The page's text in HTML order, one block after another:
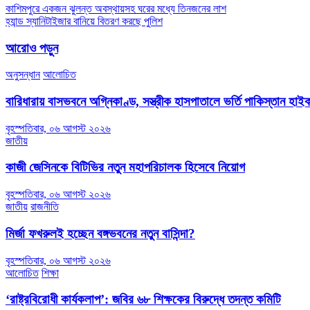
Post
navigation
কাশিমপুরে একজন ঝুলন্ত অবস্থায়সহ ঘরের মধ্যে তিনজনের লাশ
হ্যান্ড স্যানিটাইজার বানিয়ে বিতরণ করছে পুলিশ
আরোও পড়ুন
অনুসন্ধান আলোচিত
বারিধারায় বাসভবনে অগ্নিকাণ্ড, সস্ত্রীক হাসপাতালে ভর্তি পাকিস্তান
বৃহস্পতিবার, ০৬ আগস্ট ২০২৬
জাতীয়
কাজী জেসিনকে বিটিভির নতুন মহাপরিচালক হিসেবে নিয়োগ
বৃহস্পতিবার, ০৬ আগস্ট ২০২৬
জাতীয় রাজনীতি
মির্জা ফখরুলই হচ্ছেন বঙ্গভবনের নতুন বাসিন্দা?
বৃহস্পতিবার, ০৬ আগস্ট ২০২৬
আলোচিত শিক্ষা
‘রাষ্ট্রবিরোধী কার্যকলাপ’: জবির ৬৮ শিক্ষকের বিরুদ্ধে তদন্ত কমিটি